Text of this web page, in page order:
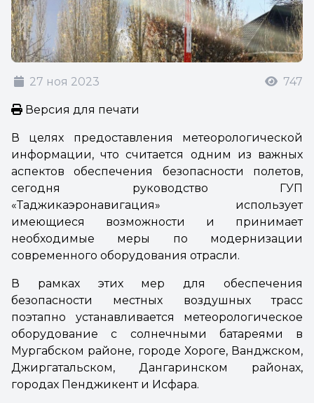
27 ноя 2023 747
Версия для печати
В целях предоставления метеорологической
информации, что считается одним из важных
аспектов обеспечения безопасности полетов,
сегодня руководство ГУП
«Таджикаэронавигация» использует
имеющиеся возможности и принимает
необходимые меры по модернизации
современного оборудования отрасли.
В рамках этих мер для обеспечения
безопасности местных воздушных трасс
поэтапно устанавливается метеорологическое
оборудование с солнечными батареями в
Мургабском районе, городе Хороге, Ванджском,
Джиргатальском, Дангаринском районах,
городах Пенджикент и Исфара.